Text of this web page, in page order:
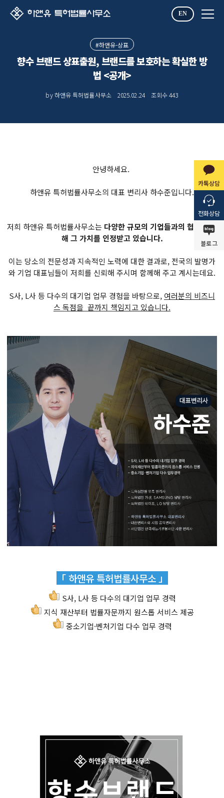
EN
카톡상담
전화상담
블로그
#하앤유-상표
향수 브랜드 상표출원, 브랜드를 보호하는 확실한 방
법 <공개>
by 하앤유 특허법률사무소 2025.02.24 조회수443
안녕하세요.
하앤유 특허법률사무소의 대표 변리사 하수준입니다.
저희 하앤유 특허법률사무소는 다양한 규모의 기업들과의 협력을 통
해 그 가치를 인정받고 있습니다.
이는 당소의 전문성과 지속적인 노력에 대한 결과로, 전국의 발명가
와 기업 대표님들이 저희를 신뢰해 주시며 함께해 주고 계시는데요.
S사, L사 등 다수의 대기업 업무 경험을 바탕으로, 여러분의 비즈니
스 독점을 끝까지 책임지고 있습니다.
「 하앤유 특허법률사무소 」
S사, L사 등 다수의 대기업 업무 경력
지식 재산부터 법률자문까지 원스톱 서비스 제공
중소기업·벤처기업 다수 업무 경력